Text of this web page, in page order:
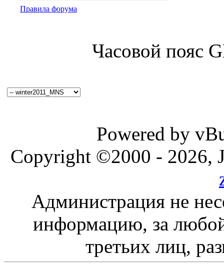
Правила форума
Часовой пояс
Powered by
Copyright ©2000 - 2026,
Администрация не
информацию, за любой
третьих лиц,